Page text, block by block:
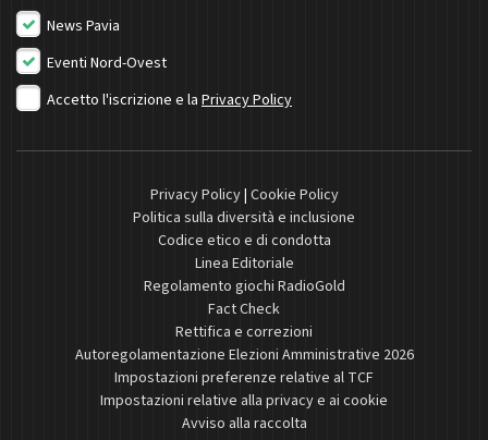
News Pavia
Eventi Nord-Ovest
Accetto l'iscrizione e la Privacy Policy
Privacy Policy| Cookie Policy
Politica sulla diversità e inclusione
Codice etico e di condotta
Linea Editoriale
Regolamento giochi RadioGold
Fact Check
Rettifica e correzioni
Autoregolamentazione Elezioni Amministrative 2026
Impostazioni preferenze relative al TCF
Impostazioni relative alla privacy e ai cookie
Avviso alla raccolta